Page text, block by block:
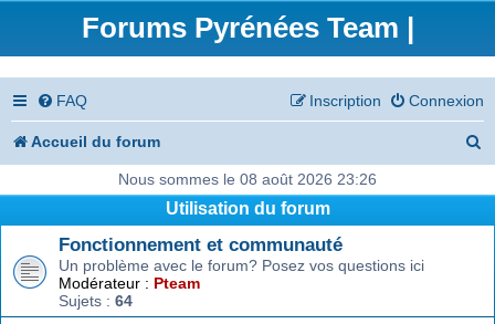
Forums Pyrénées Team |
FAQ Connexion
Inscription
Accueil du forum
Nous sommes le 08 août 2026 23:26
Utilisation du forum
Fonctionnement et communauté
Un problème avec le forum? Posez vos questions ici
Modérateur : Pteam
Sujets : 64